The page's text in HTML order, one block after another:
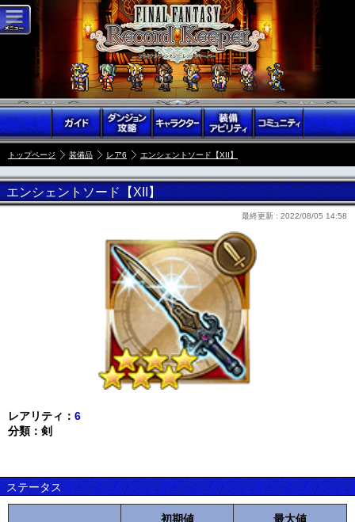
トップページ 装備品 レア6 エンシェントソード【XII】
エンシェントソード【XII】
最終更新 : 2022/08/05 14:58
レアリティ： 6
分類：剣
ステータス
初期値 最大値